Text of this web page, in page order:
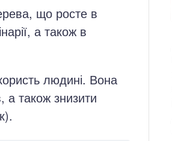
що росте в
а також в
людині. Вона
а також знизити